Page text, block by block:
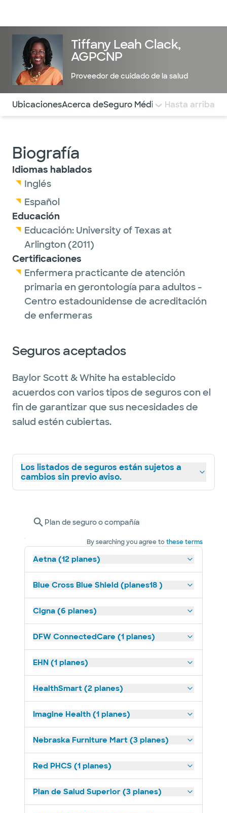
Tiffany Leah Clack,
AGPCNP
Proveedor de cuidado de la salud
Utilice esta navegación para saltar rápidamente a
UbicacionesAcerca deSeguro Médico COMENTARIOS
Hasta arriba
Biografía
Idiomas hablados
Inglés
Español
Educación
Educación: University of Texas at
Arlington (2011)
Certificaciones
Enfermera practicante de atención
primaria en gerontología para adultos -
Centro estadounidense de acreditación
de enfermeras
Seguros aceptados
Baylor Scott & White ha establecido
acuerdos con varios tipos de seguros con el
fin de garantizar que sus necesidades de
salud estén cubiertas.
Los listados de seguros están sujetos a
cambios sin previo aviso.
Plan de seguro o compañía
By searching you agree tothese terms
Aetna (12 planes)
Blue Cross Blue Shield (planes18 )
Cigna (6 planes)
DFW ConnectedCare (1 planes)
EHN (1 planes)
HealthSmart (2 planes)
Imagine Health (1 planes)
Nebraska Furniture Mart (3 planes)
Red PHCS (1 planes)
Plan de Salud Superior (3 planes)